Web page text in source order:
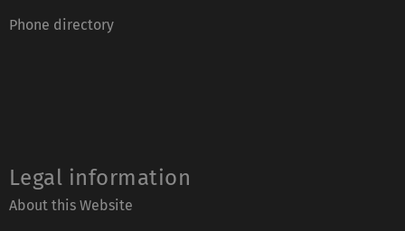
Phone directory
Legal information
About this Website